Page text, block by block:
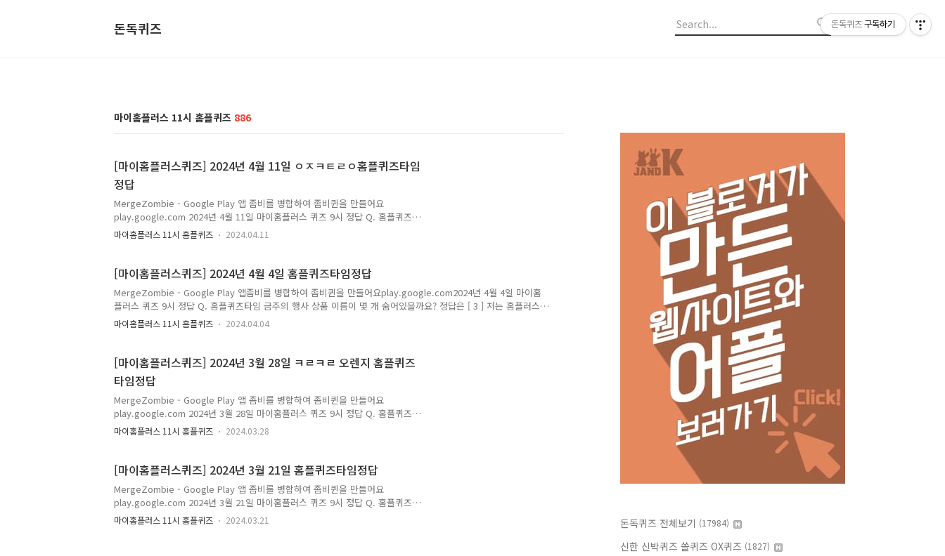
돈독퀴즈
마이홈플러스 11시 홈플퀴즈 886
[마이홈플러스퀴즈] 2024년 4월 11일 ㅇㅈㅋㅌㄹㅇ홈플퀴즈타임
정답
MergeZombie - Google Play 앱 좀비를 병합하여 좀비퀸을 만들어요
play.google.com 2024년 4월 11일 마이홈플러스 퀴즈 9시 정답 Q. 홈플퀴즈
타임 홈플러스에서 판매하는 미국 월마트 단독브랜드의 이름은? 정답은 [ 오자크
트레일 ] 저는 홈플러스 퀴즈의 정답을 최대한 빠르고 정확하게 포스팅해볼까 합
는 즐겨찾기 추가를 권장합니다. 네이버나 다음에 돈독퀴즈를 검색해주세요!! 마
이홈플러스 포인트에 대해 더 자세히 알고싶으시다면, ↓↓↓↓↓↓↓ 돈독퀴즈
의 더 다양하고 많은 퀴즈 및 할인정보가 궁금하시다면, 돈독퀴즈 블로그 카테고
리를 확인해주세요! 돈독퀴즈 블로그 바로가기 마이홈플러스 마이홈플러스는 홈
플..
마이홈플러스 11시 홈플퀴즈 2024.04.11
[마이홈플러스퀴즈] 2024년 4월 4일 홈플퀴즈타임정답
MergeZombie - Google Play 앱좀비를 병합하여 좀비퀸을 만들어요play.google.com2024년 4월 4일 마이홈
플러스 퀴즈 9시 정답 Q. 홈플퀴즈타임 금주의 행사 상품 이름이 몇 개 숨어있을까요? 정답은 [ 3 ] 저는 홈플러스
퀴즈의 정답을 최대한 빠르고 정확하게 포스팅해볼까 합니다. 앞으로 다양하고 많은 퀴즈 정답을 보다 손쉽게 알
고 싶으시다면, 구독 또는 즐겨찾기 추가를 권장합니다. 네이버나 다음에 돈독퀴즈를 검색해주세요!! 마이홈플러
궁금하시다면, 돈독퀴즈 블로그 카테고리를 확인해주세요! 돈독퀴즈 블로그 바로가기 마이홈플러스마이홈플러스
는 홈플러스 멤버십 어플로 홈플러스..
마이홈플러스 11시 홈플퀴즈 2024.04.04
[마이홈플러스퀴즈] 2024년 3월 28일 ㅋㄹㅋㄹ 오렌지 홈플퀴즈
타임정답
MergeZombie - Google Play 앱 좀비를 병합하여 좀비퀸을 만들어요
play.google.com 2024년 3월 28일 마이홈플러스 퀴즈 9시 정답 Q. 홈플퀴즈
타임 나의 이름은 ㅋㄹㅋㄹ 오렌지입니다! 정답은 [ 카라카라 ] 저는 홈플러스 퀴
즈의 정답을 최대한 빠르고 정확하게 포스팅해볼까 합니다. 앞으로 다양하고 많
합니다. 네이버나 다음에 돈독퀴즈를 검색해주세요!! 마이홈플러스 포인트에 대
해 더 자세히 알고싶으시다면, ↓↓↓↓↓↓↓ 돈독퀴즈의 더 다양하고 많은 퀴
즈 및 할인정보가 궁금하시다면, 돈독퀴즈 블로그 카테고리를 확인해주세요! 돈
독퀴즈 블로그 바로가기 마이홈플러스 마이홈플러스는 홈플러스 멤버십 어플로
홈플..
마이홈플러스 11시 홈플퀴즈 2024.03.28
[마이홈플러스퀴즈] 2024년 3월 21일 홈플퀴즈타임정답
MergeZombie - Google Play 앱 좀비를 병합하여 좀비퀸을 만들어요
play.google.com 2024년 3월 21일 마이홈플러스 퀴즈 9시 정답 Q. 홈플퀴즈
타임 마이홈플러스 멤버십 고객들에게만 드리는 특별한 할인 혜택 주간은? 아래
보기 중 정답 숫자를 적어주세요 1. 멤버특가 위크 2. 홈플런 3. 사이다특가 정답
마이홈플러스 11시 홈플퀴즈 2024.03.21 돈독퀴즈 전체보기 (17984)
신한 신박퀴즈 쏠퀴즈 OX퀴즈 (1827)
돈독퀴즈 구독하기